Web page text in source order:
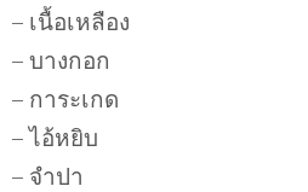
– เนื้อเหลือง
– บางกอก
– การะเกด
– ไอ้หยิบ
– จำปา